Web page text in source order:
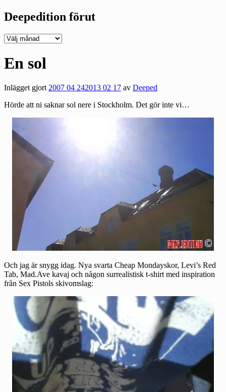
Deepedition förut
Deepedition
En sol
Inlägget gjort2007 04 242013 02 17 av Deeped
Hörde att ni saknar sol nere i Stockholm. Det gör inte vi…
Och jag är snygg idag. Nya svarta Cheap Mondayskor, Levi’s Red
Tab, Mad.Ave kavaj och någon surrealistisk t-shirt med inspiration
från Sex Pistols skivomslag: